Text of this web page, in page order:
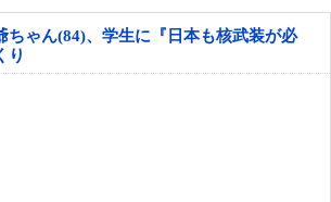
ちゃん(84)、学生に『日本も核武装が必
り